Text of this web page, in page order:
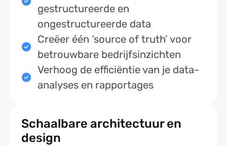
gestructureerde en
ongestructureerde data
Creëer één ‘source of truth’ voor
betrouwbare bedrijfsinzichten
Verhoog de efficiëntie van je data-
analyses en rapportages
Schaalbare architectuur en
design